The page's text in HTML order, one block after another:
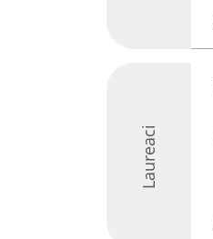
Laureaci